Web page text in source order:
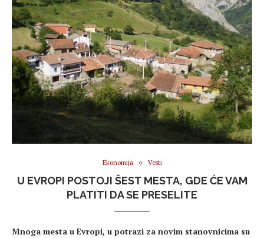
Ekonomija Vesti
U EVROPI POSTOJI ŠEST MESTA, GDE ĆE VAM
PLATITI DA SE PRESELITE
Mnoga mesta u Evropi, u potrazi za novim stanovnicima su